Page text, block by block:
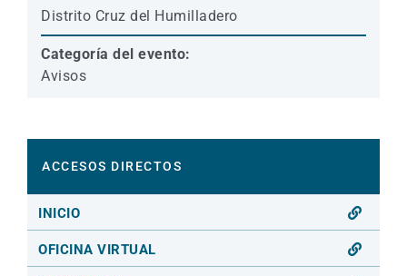
Distrito Cruz del Humilladero
Categoría del evento:
Avisos
ACCESOS DIRECTOS
INICIO
OFICINA VIRTUAL